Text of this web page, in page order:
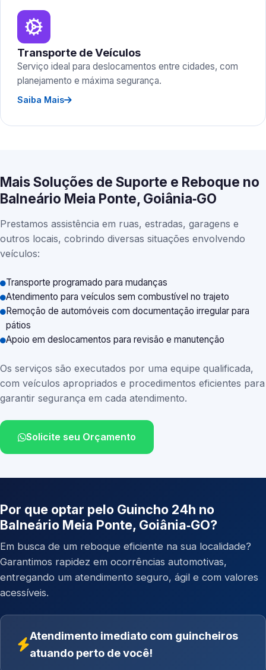
Transporte de Veículos
Serviço ideal para deslocamentos entre cidades, com
planejamento e máxima segurança.
Saiba Mais
Mais Soluções de Suporte e Reboque no
Balneário Meia Ponte, Goiânia‑GO
Prestamos assistência em ruas, estradas, garagens e
outros locais, cobrindo diversas situações envolvendo
veículos:
Transporte programado para mudanças
Atendimento para veículos sem combustível no trajeto
Remoção de automóveis com documentação irregular para
pátios
Apoio em deslocamentos para revisão e manutenção
Os serviços são executados por uma equipe qualificada,
com veículos apropriados e procedimentos eficientes para
garantir segurança em cada atendimento.
Solicite seu Orçamento
Por que optar pelo Guincho 24h no
Balneário Meia Ponte, Goiânia‑GO?
Em busca de um reboque eficiente na sua localidade?
Garantimos rapidez em ocorrências automotivas,
entregando um atendimento seguro, ágil e com valores
acessíveis.
Atendimento imediato com guincheiros
atuando perto de você!